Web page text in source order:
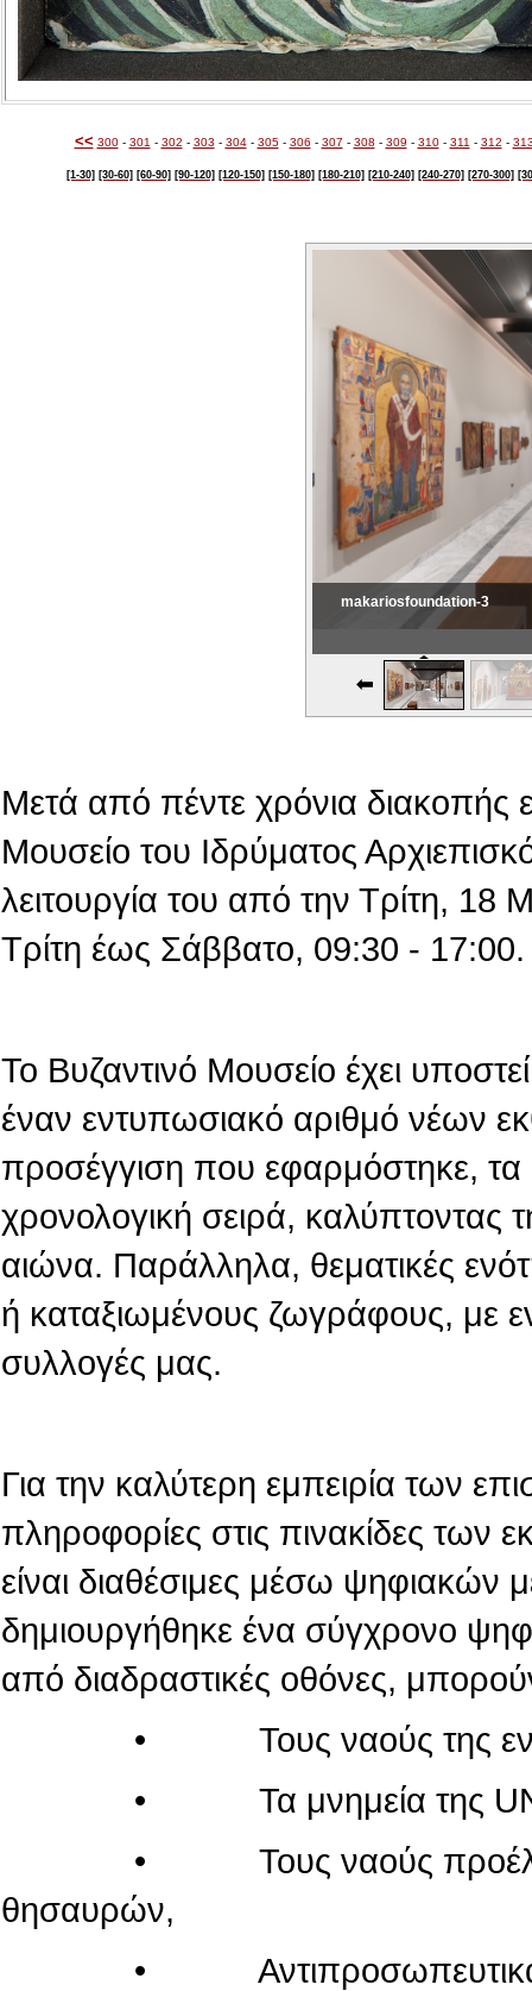
<< 300- 301 - 302 - 303 - 304- 305- 306 - 307 - 308 - 309 - 310- 311 - 312 -
[1-30] [30-60] [60-90] [90-120] [120-150] [150-180] [180-210] [210-240] [240-270] [270-300]
makariosfoundation-3
Μετά από πέντε χρόνια διακοπής
Μουσείο του Ιδρύματος
λειτουργία του από την Τρίτη,
Τρίτη έως Σάββατο, 09:30 - 17:00.
Το Βυζαντινό Μουσείο έχει υποστεί
έναν εντυπωσιακό αριθμό νέων
προσέγγιση που εφαρμόστηκε, τα
χρονολογική σειρά, καλύπτοντας
αιώνα. Παράλληλα, θεματικές
ή καταξιωμένους ζωγράφους, με
συλλογές μας.
Για την καλύτερη εμπειρία των
πληροφορίες στις πινακίδες των
είναι διαθέσιμες μέσω
δημιουργήθηκε ένα σύγχρονο
από διαδραστικές οθόνες,
• Τους ναούς της εντός
• Τα μνημεία της
• Τους ναούς
θησαυρών,
• Αντιπροσωπευτικά